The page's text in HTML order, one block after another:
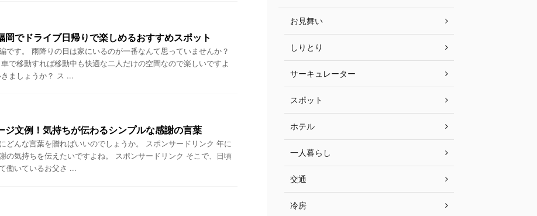
岡でドライブ日帰りで楽しめるおすすめスポット
です。 雨降りの日は家にいるのが一番なんて思っていませんか？
で移動すれば移動中も快適な二人だけの空間なので楽しいですよ
ましょうか？ ス ...
ジ文例！気持ちが伝わるシンプルな感謝の言葉
どんな言葉を贈ればいいのでしょうか。 スポンサードリンク 年に
の気持ちを伝えたいですよね。 スポンサードリンク そこで、日頃
働いているお父さ ...
お見舞い
しりとり
サーキュレーター
スポット
ホテル
一人暮らし
交通
冷房